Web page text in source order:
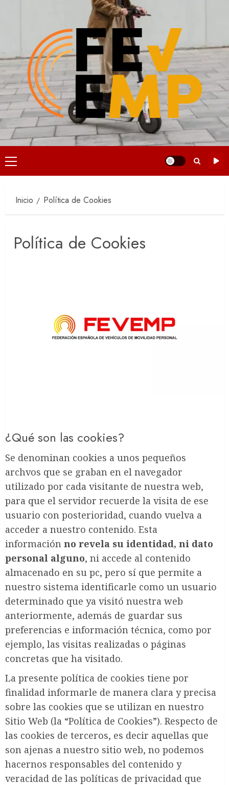
Menú
principal
Inicio Política de Cookies
Política de Cookies
¿Qué son las cookies?
Se denominan cookies a unos pequeños
archvos que se graban en el navegador
utilizado por cada visitante de nuestra web,
para que el servidor recuerde la visita de ese
usuario con posterioridad, cuando vuelva a
acceder a nuestro contenido. Esta
información no revela su identidad, ni dato
personal alguno, ni accede al contenido
almacenado en su pc, pero sí que permite a
nuestro sistema identificarle como un usuario
determinado que ya visitó nuestra web
anteriormente, además de guardar sus
preferencias e información técnica, como por
ejemplo, las visitas realizadas o páginas
concretas que ha visitado.
La presente política de cookies tiene por
finalidad informarle de manera clara y precisa
sobre las cookies que se utilizan en nuestro
Sitio Web (la “Política de Cookies”). Respecto de
las cookies de terceros, es decir aquellas que
son ajenas a nuestro sitio web, no podemos
hacernos responsables del contenido y
veracidad de las políticas de privacidad que